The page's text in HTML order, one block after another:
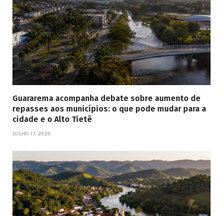
Guararema acompanha debate sobre aumento de
repasses aos municípios: o que pode mudar para a
cidade e o Alto Tietê
JULHO 17, 2026